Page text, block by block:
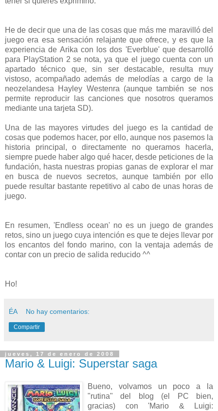
He de decir que una de las cosas que más me maravilló del
juego era esa sensación relajante que ofrece, y es que la
experiencia de Arika con los dos 'Everblue' que desarrolló
para PlayStation 2 se nota, ya que el juego cuenta con un
apartado técnico que, sin ser destacable, resulta muy
vistoso, acompañado además de melodías a cargo de la
neozelandesa Hayley Westenra (aunque también se nos
permite reproducir las canciones que nosotros queramos
mediante una tarjeta SD).
Una de las mayores virtudes del juego es la cantidad de
cosas que podemos hacer, por ello, aunque nos pasemos la
historia principal, o directamente no queramos hacerla,
siempre puede haber algo qué hacer, desde peticiones de la
fundación, hasta nuestras propias ganas de explorar el mar
en busca de nuevos secretos, aunque también por ello
puede resultar bastante repetitivo al cabo de unas horas de
juego.
En resumen, 'Endless ocean' no es un juego de grandes
retos, sino un juego cuya intención es que te dejes llevar por
los encantos del fondo marino, con la ventaja además de
contar con un precio de salida reducido ^^
Ho!
ÉA No hay comentarios:
Compartir
jueves, 17 de enero de 2008
Mario & Luigi: Superstar saga
Bueno, volvamos un poco a la
"rutina" del blog (el PC bien,
gracias) con 'Mario & Luigi: